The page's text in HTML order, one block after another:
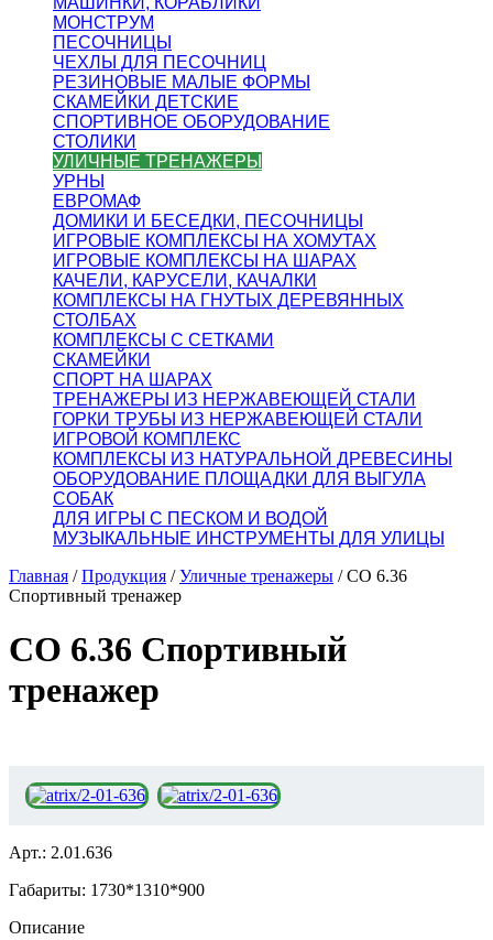
МОНСТРУМ
ПЕСОЧНИЦЫ
ЧЕХЛЫ ДЛЯ ПЕСОЧНИЦ
РЕЗИНОВЫЕ МАЛЫЕ ФОРМЫ
СКАМЕЙКИ ДЕТСКИЕ
СПОРТИВНОЕ ОБОРУДОВАНИЕ
СТОЛИКИ
УЛИЧНЫЕ ТРЕНАЖЕРЫ
УРНЫ
ЕВРОМАФ
ДОМИКИ И БЕСЕДКИ, ПЕСОЧНИЦЫ
ИГРОВЫЕ КОМПЛЕКСЫ НА ХОМУТАХ
ИГРОВЫЕ КОМПЛЕКСЫ НА ШАРАХ
КАЧЕЛИ, КАРУСЕЛИ, КАЧАЛКИ
КОМПЛЕКСЫ НА ГНУТЫХ ДЕРЕВЯННЫХ
СТОЛБАХ
КОМПЛЕКСЫ С СЕТКАМИ
СКАМЕЙКИ
СПОРТ НА ШАРАХ
ТРЕНАЖЕРЫ ИЗ НЕРЖАВЕЮЩЕЙ СТАЛИ
ГОРКИ ТРУБЫ ИЗ НЕРЖАВЕЮЩЕЙ СТАЛИ
ИГРОВОЙ КОМПЛЕКС
КОМПЛЕКСЫ ИЗ НАТУРАЛЬНОЙ ДРЕВЕСИНЫ
ОБОРУДОВАНИЕ ПЛОЩАДКИ ДЛЯ ВЫГУЛА
СОБАК
ДЛЯ ИГРЫ С ПЕСКОМ И ВОДОЙ
МУЗЫКАЛЬНЫЕ ИНСТРУМЕНТЫ ДЛЯ УЛИЦЫ
Главная /Продукция /Уличные тренажеры /СО 6.36
Спортивный тренажер
СО 6.36 Спортивный
тренажер
Арт.: 2.01.636
Габариты: 1730*1310*900
Описание